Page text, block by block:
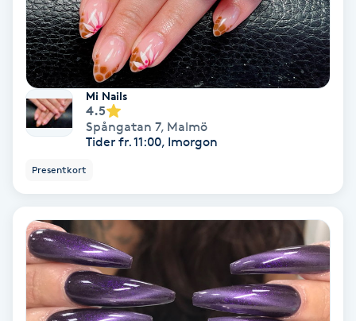
Diamantslipning
Enzympeeling
Extensions
Face framing
Faceliftmassage
Mi Nails
4.5
Spångatan 7, Malmö
Tider fr. 11:00, Imorgon
Presentkort